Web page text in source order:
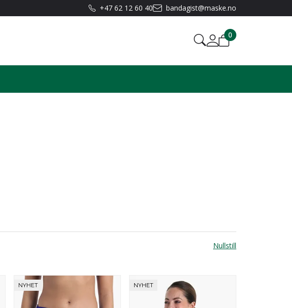
+47 62 12 60 40 bandagist@maske.no
0
Nullstill
NYHET NYHET